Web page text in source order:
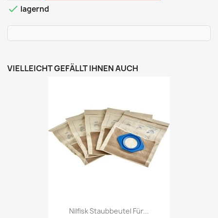
 lagernd
VIELLEICHT GEFÄLLT IHNEN AUCH
Nilfisk Staubbeutel Für...